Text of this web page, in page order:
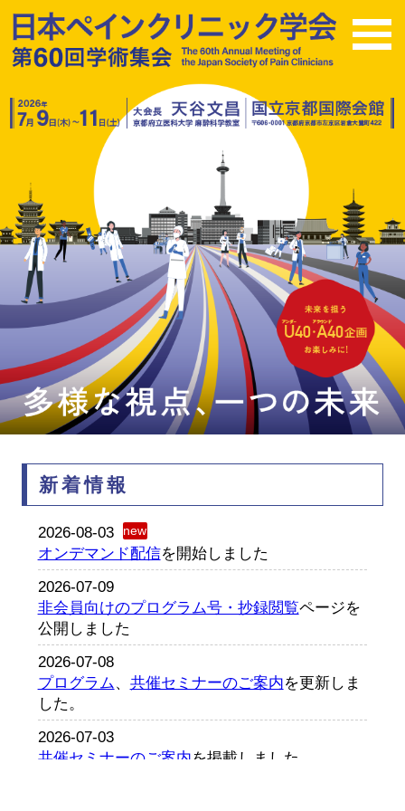
新着情報
2026-08-03
オンデマンド配信を開始しました
2026-07-09
非会員向けのプログラム号・抄録閲覧ページを
公開しました
2026-07-08
プログラム 、 共催セミナーのご案内を更新しま
した。
2026-07-03
共催セミナーのご案内を掲載しました。